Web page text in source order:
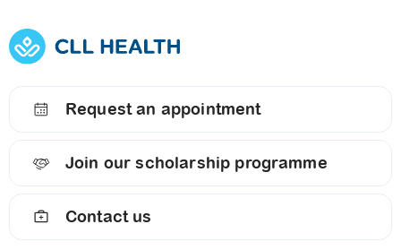
Request an appointment
Join our scholarship programme
Contact us